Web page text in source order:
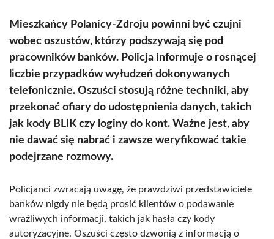
Mieszkańcy Polanicy-Zdroju powinni być czujni
wobec oszustów, którzy podszywają się pod
pracowników banków. Policja informuje o rosnącej
liczbie przypadków wyłudzeń dokonywanych
telefonicznie. Oszuści stosują różne techniki, aby
przekonać ofiary do udostępnienia danych, takich
jak kody BLIK czy loginy do kont. Ważne jest, aby
nie dawać się nabrać i zawsze weryfikować takie
podejrzane rozmowy.
Policjanci zwracają uwagę, że prawdziwi przedstawiciele
banków nigdy nie będą prosić klientów o podawanie
wrażliwych informacji, takich jak hasła czy kody
autoryzacyjne. Oszuści często dzwonią z informacją o